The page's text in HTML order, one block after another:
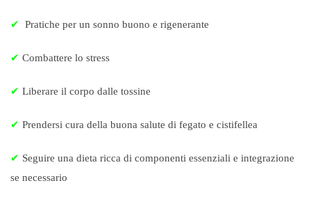
✔ Pratiche per un sonno buono e rigenerante
✔ Combattere lo stress
✔ Liberare il corpo dalle tossine
✔ Prendersi cura della buona salute di fegato e cistifellea
✔ Seguire una dieta ricca di componenti essenziali e integrazione
se necessario